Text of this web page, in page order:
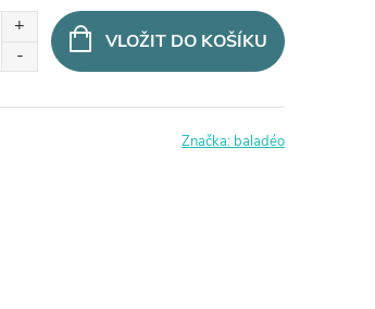
VLOŽIT DO KOŠÍKU
Značka: baladéo